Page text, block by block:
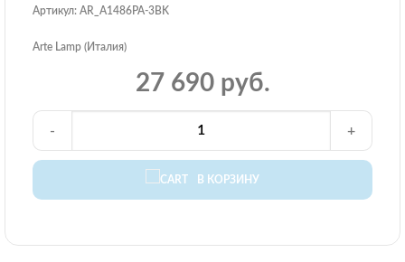
Артикул: AR_A1486PA-3BK
Arte Lamp (Италия)
27 690 руб.
В КОРЗИНУ
- +